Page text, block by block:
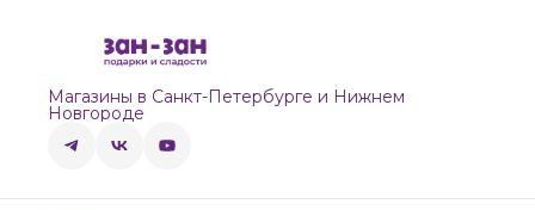
Магазины в Санкт-Петербурге и Нижнем
Новгороде